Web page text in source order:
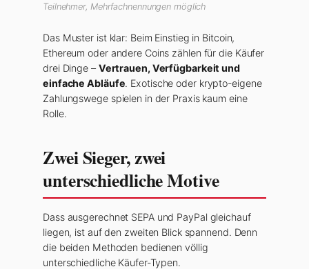
Teilnehmer, Mehrfachnennungen möglich
Das Muster ist klar: Beim Einstieg in Bitcoin,
Ethereum oder andere Coins zählen für die Käufer
drei Dinge –Vertrauen, Verfügbarkeit und
einfache Abläufe. Exotische oder krypto-eigene
Zahlungswege spielen in der Praxis kaum eine
Rolle.
Zwei Sieger, zwei
unterschiedliche Motive
Dass ausgerechnet SEPA und PayPal gleichauf
liegen, ist auf den zweiten Blick spannend. Denn
die beiden Methoden bedienen völlig
unterschiedliche Käufer-Typen.